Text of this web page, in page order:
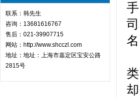
联系：韩先生
咨询：13681616767
售后：021-39907715
网站：http://www.shcczl.com
地址：地址：上海市嘉定区宝安公路
2815号